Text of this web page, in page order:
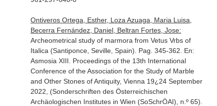
Ontiveros Ortega, Esther, Loza Azuaga, Maria Luisa,
Becerra Fernández, Daniel, Beltran Fortes, Jose:
Archeometrical study of marmora from Vetus Vrbs of
Italica (Santiponce, Seville, Spain). Pag. 345-362. En:
Asmosia XIII. Proceedings of the 13th International
Conference of the Association for the Study of Marble
and Other Stones of Antiquity, Vienna 19¿24 September
2022, (Sonderschriften des Österreichischen
Archäologischen Institutes in Wien (SoSchrÖAI), n.º 65)